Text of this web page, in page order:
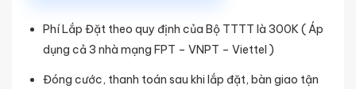
Phí Lắp Đặt theo quy định của Bộ TTTT là 300K ( Áp
dụng cả 3 nhà mạng FPT – VNPT – Viettel )
Đóng cước, thanh toán sau khi lắp đặt, bàn giao tận